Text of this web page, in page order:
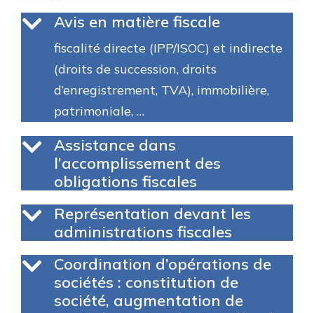
Avis en matière fiscale
fiscalité directe (IPP/ISOC) et indirecte
(droits de succession, droits
d’enregistrement, TVA), immobilière,
patrimoniale, …​
Assistance dans
l’accomplissement des
obligations fiscales
Représentation devant les
administrations fiscales
Coordination d’opérations de
sociétés : constitution de
société, augmentation de